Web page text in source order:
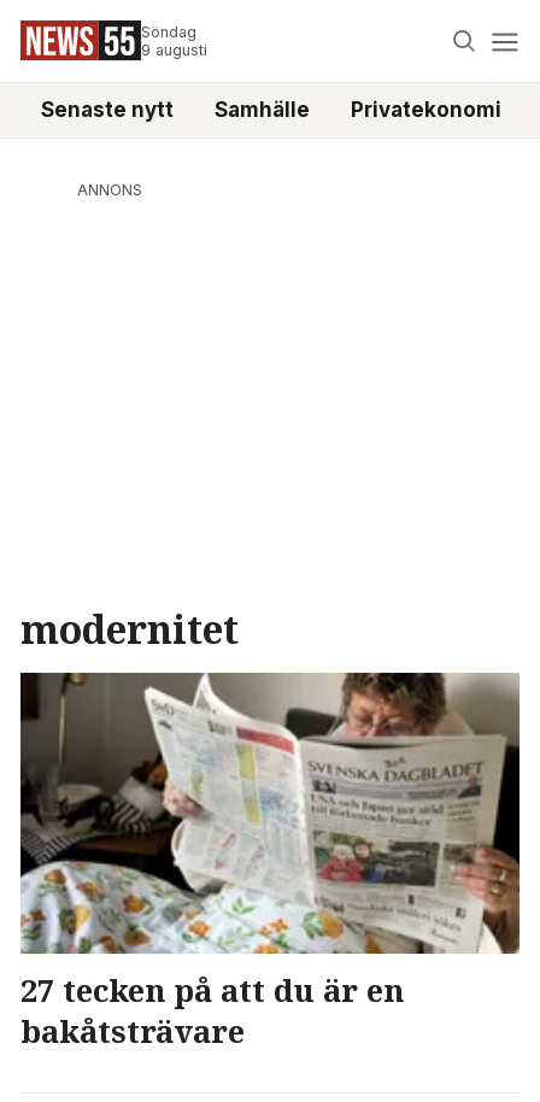
Söndag
9 augusti
Senaste nytt Samhälle Privatekonomi
ANNONS
modernitet
27 tecken på att du är en
bakåtsträvare